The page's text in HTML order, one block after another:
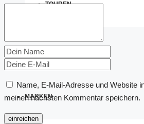
TOUREN
GADGET DES MONATS
MARKEN
Name, E-Mail-Adresse und Website
meinen nächsten Kommentar speichern.